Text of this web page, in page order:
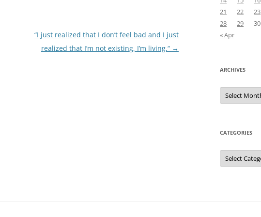
“I just realized that I don’t feel bad and I just
realized that I’m not existing, I’m living.“ →
21
22 23
28
29 30
« Apr
ARCHIVES
Archives
CATEGORIES
Categories